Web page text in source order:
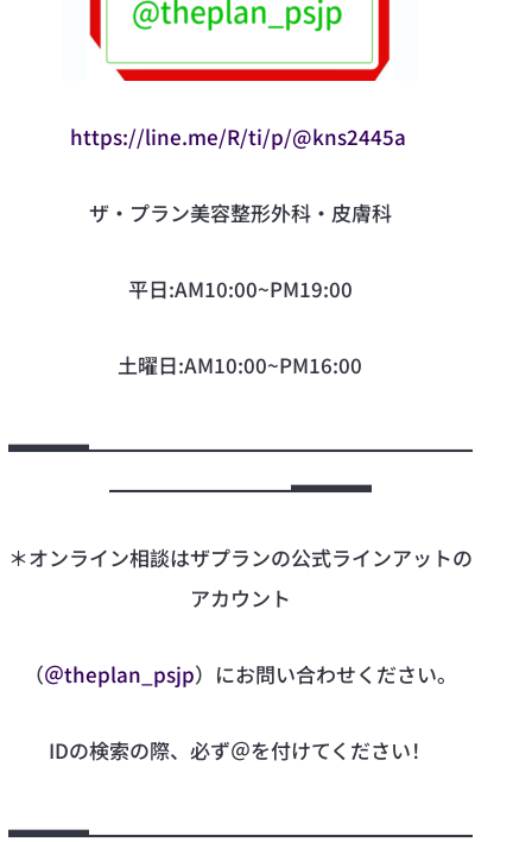
https://line.me/R/ti/p/@kns2445a
ザ·プラン美容整形外科・皮膚科
平日:AM10:00~PM19:00
土曜日:AM10:00~PM16:00
▃▃▃▃▁▁▁▁▁▁▁▁▁▁▁▁▁▁▁▁▁▁▁
▁▁▁▁▁▁▁▁▁▃▃▃▃
＊オンライン相談はザプランの公式ラインアットの
アカウント
（＠theplan_psjp）にお問い合わせください。
IDの検索の際、必ず＠を付けてください！
▃▃▃▃▁▁▁▁▁▁▁▁▁▁▁▁▁▁▁▁▁▁▁